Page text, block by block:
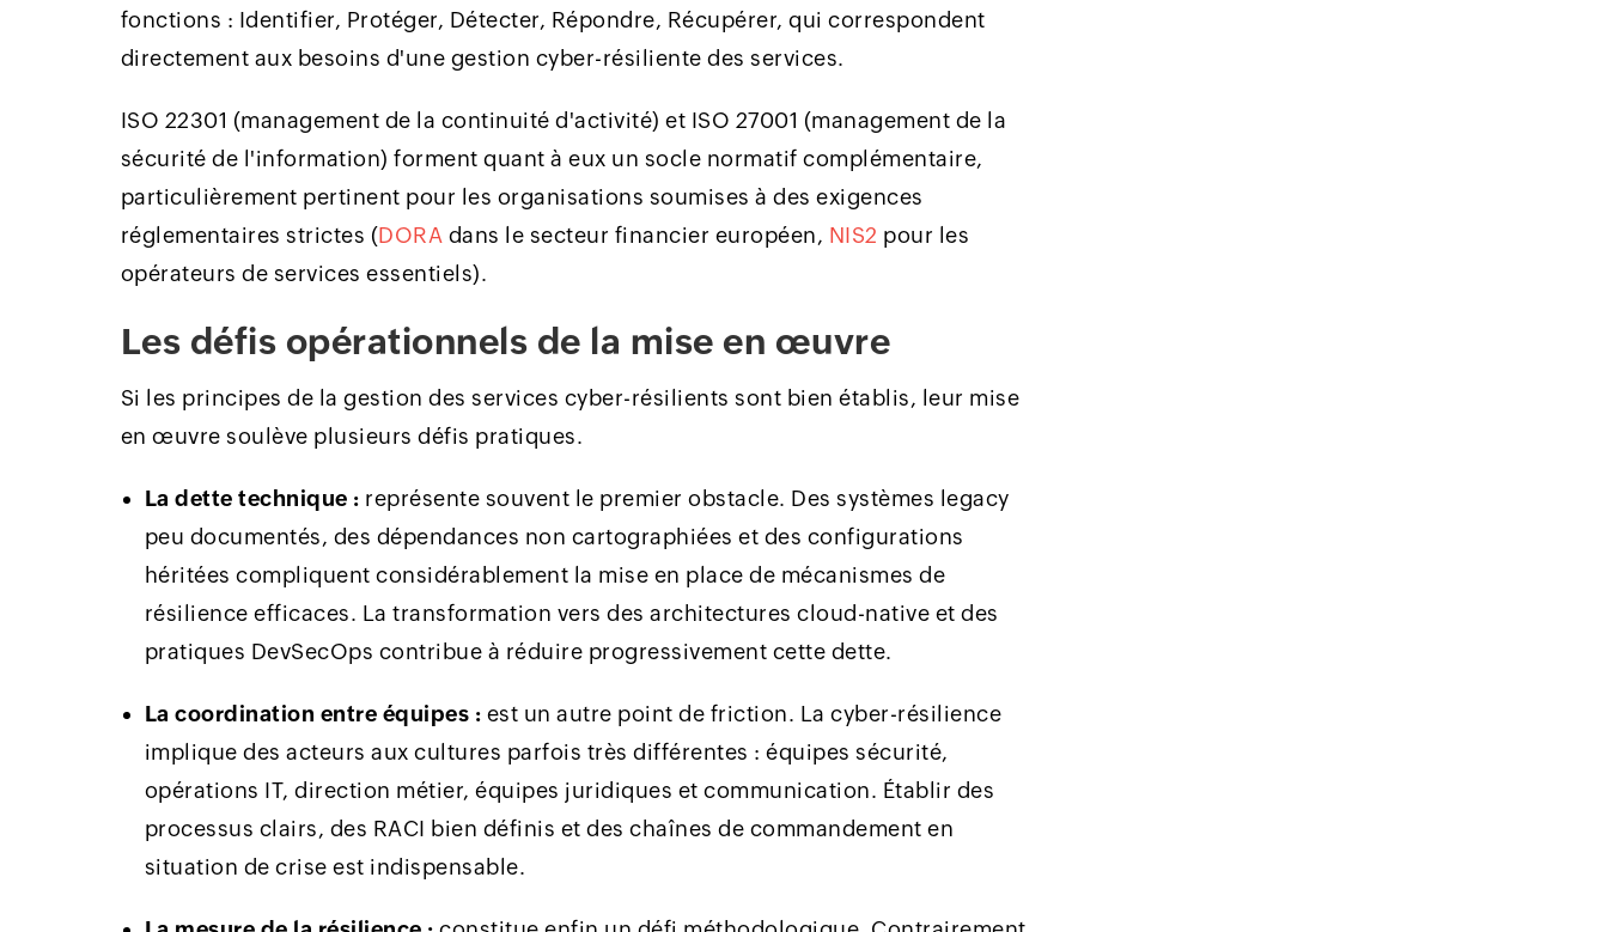
fonctions : Identifier, Protéger, Détecter, Répondre, Récupérer, qui correspondent
directement aux besoins d'une gestion cyber-résiliente des services.
ISO 22301 (management de la continuité d'activité) et ISO 27001 (management de la
sécurité de l'information) forment quant à eux un socle normatif complémentaire,
particulièrement pertinent pour les organisations soumises à des exigences
réglementaires strictes (DORA dans le secteur financier européen, NIS2 pour les
opérateurs de services essentiels).
Les défis opérationnels de la mise en œuvre
Si les principes de la gestion des services cyber-résilients sont bien établis, leur mise
en œuvre soulève plusieurs défis pratiques.
La dette technique : représente souvent le premier obstacle. Des systèmes legacy
peu documentés, des dépendances non cartographiées et des configurations
héritées compliquent considérablement la mise en place de mécanismes de
résilience efficaces. La transformation vers des architectures cloud-native et des
pratiques DevSecOps contribue à réduire progressivement cette dette.
La coordination entre équipes : est un autre point de friction. La cyber-résilience
implique des acteurs aux cultures parfois très différentes : équipes sécurité,
opérations IT, direction métier, équipes juridiques et communication. Établir des
processus clairs, des RACI bien définis et des chaînes de commandement en
situation de crise est indispensable.